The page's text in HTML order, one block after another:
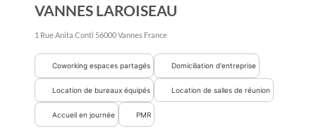
VANNES LAROISEAU
1 Rue Anita Conti 56000Vannes France
Coworking espaces partagés Domiciliation d'entreprise
Location de bureaux équipés Location de salles de réunion
Accueil en journée PMR